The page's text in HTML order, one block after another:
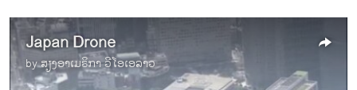
Japan Drone
byສຽງອາເມຣິກາ ວີໂອເອລາວ